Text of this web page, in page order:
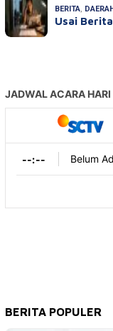
BERITA,
Usai
BERITA POPULER